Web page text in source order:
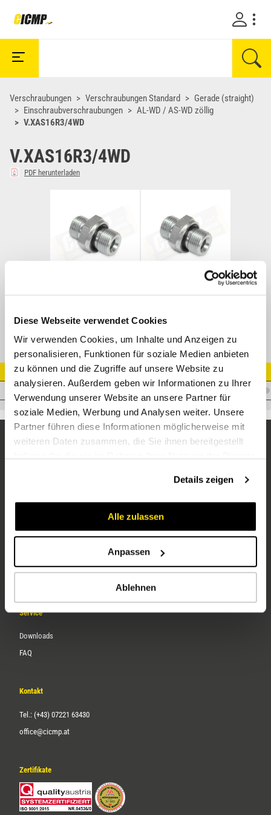
Diese Webseite verwendet Cookies
Wir verwenden Cookies, um Inhalte und Anzeigen zu
personalisieren, Funktionen für soziale Medien anbieten
zu können und die Zugriffe auf unsere Website zu
analysieren. Außerdem geben wir Informationen zu Ihrer
Verwendung unserer Website an unsere Partner für
soziale Medien, Werbung und Analysen weiter. Unsere
Partner führen diese Informationen möglicherweise mit
weiteren Daten zusammen, die Sie ihnen bereitgestellt
Details zeigen
Alle zulassen
Anpassen
Ablehnen
Verschraubungen Verschraubungen Standard
Gerade (straight)
Einschraubverschraubungen
AL-WD / AS-WD zöllig
V.XAS16R3/4WD
V.XAS16R3/4WD
PDF herunterladen
XGE-R-ED Gerade Einschraubverschr. mit Weichdichtung
Artikel Nr.
V.XAS16R3/4WD
Unternehmen
Karriere
Service
Downloads
FAQ
Kontakt
Tel.: (+43) 07221 63430
office@cicmp.at
Zertifikate